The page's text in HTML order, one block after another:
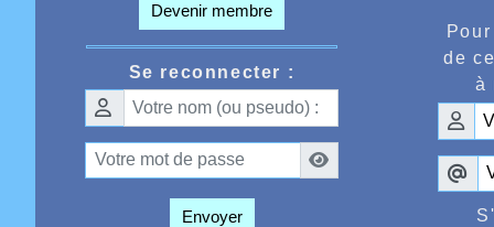
prend
Il
La
800m
de
Devenir membre
Se reconnecter :
Envoyer
de
à